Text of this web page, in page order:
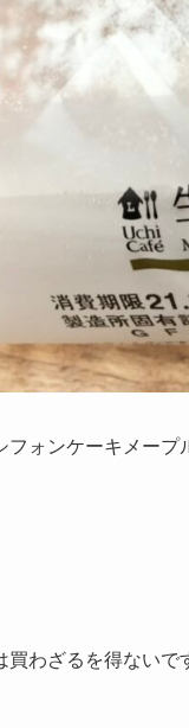
フォンケーキメープ
買わざるを得ないで